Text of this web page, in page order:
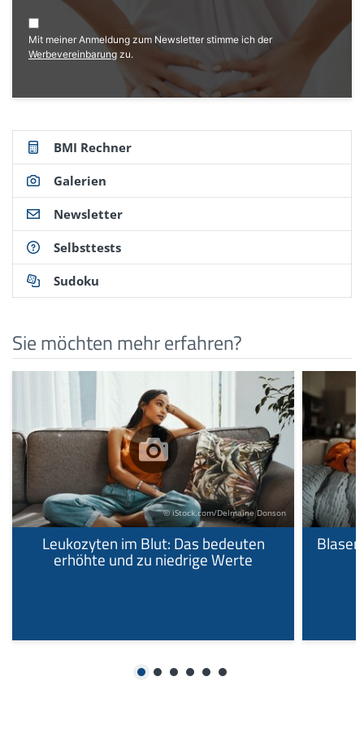
Mit meiner Anmeldung zum Newsletter stimme ich der
Werbevereinbarung zu.
BMI Rechner
Galerien
Newsletter
Selbsttests
Sudoku
Sie möchten mehr erfahren?
© iStock.com/Delmaine Donson
Leukozyten im Blut: Das bedeuten
erhöhte und zu niedrige Werte
1 2 3 4 5 6